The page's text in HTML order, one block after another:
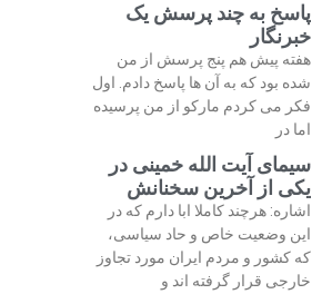
پاسخ به چند پرسش یک
خبرنگار
هفته پیش هم پنج پرسش از من
شده بود که به آن ها پاسخ دادم. اول
فکر می کردم مارکو از من پرسیده
اما در
سیمای آیت الله خمینی در
یکی از آخرین سخنانش
اشاره: هرچند کاملا ابا دارم که در
این وضعیت خاص و حاد سیاسی،
که کشور و مردم ایران مورد تجاوز
خارجی قرار گرفته اند و